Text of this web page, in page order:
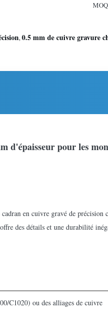
,0.5 mm de cuivre gravure
d'épaisseur pour les
en cuivre gravé de
des détails et une durabilité
C1020) ou des alliages de cuivre